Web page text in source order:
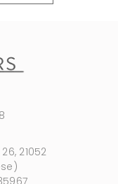
21052